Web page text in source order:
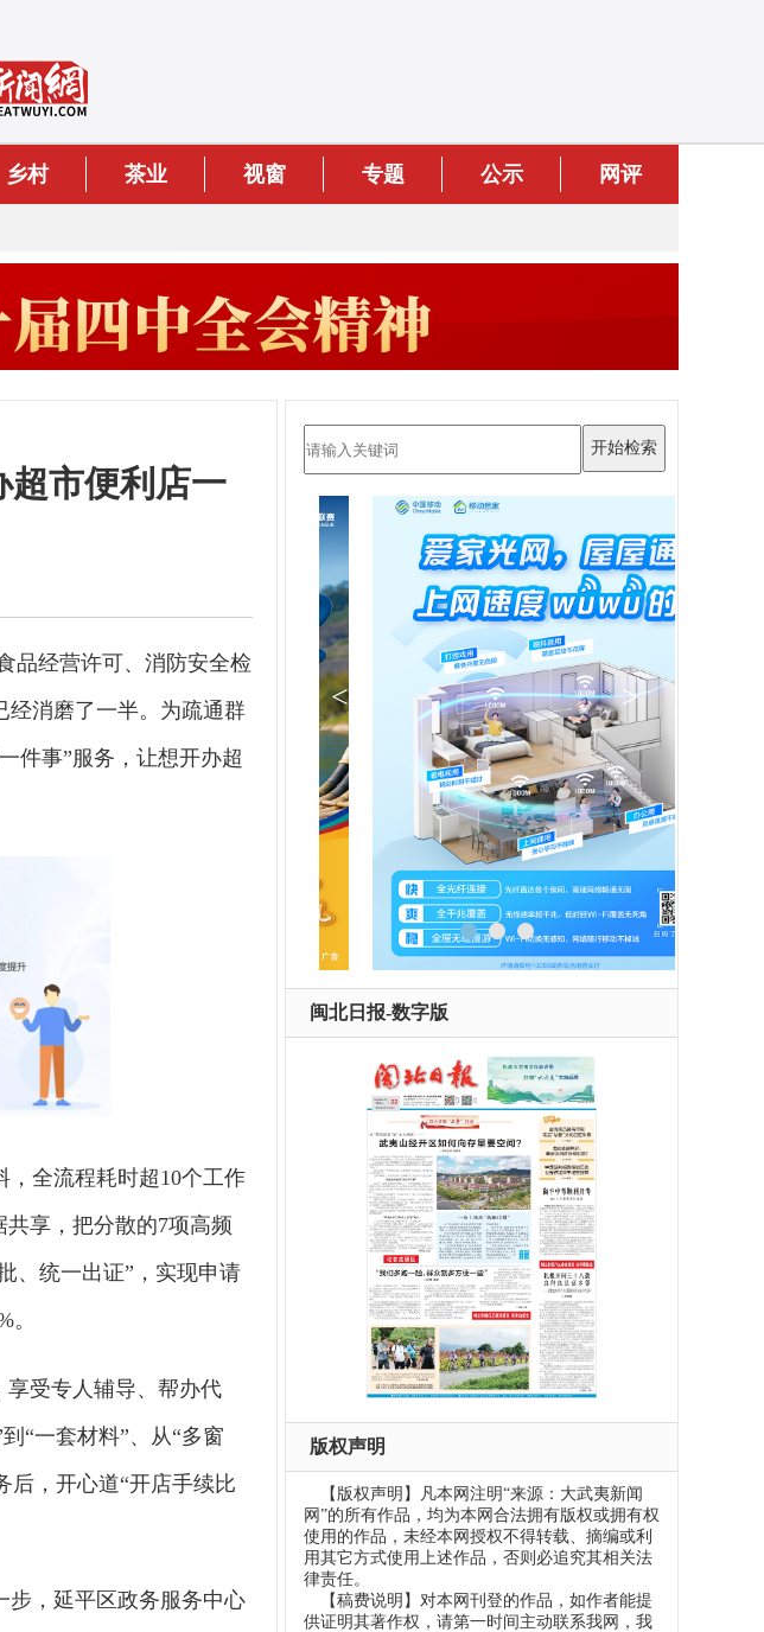
乡村 茶业 视窗 专题 公示 网评
超市便利店一
品经营许可、消防安全检
消磨了一半。为疏通群
件事”服务，让想开办超
，全流程耗时超10个工作
享，把分散的7项高频
、统一出证”，实现申请
享受专人辅导、帮办代
“一套材料”、从“多窗
后，开心道“开店手续比
步，延平区政务服务中心
闽北日报-数字版
版权声明
【版权声明】凡本网注明“来源：大武夷新闻
网”的所有作品，均为本网合法拥有版权或拥有权
使用的作品，未经本网授权不得转载、摘编或利
用其它方式使用上述作品，否则必追究其相关法
律责任。
【稿费说明】对本网刊登的作品，如作者能提
供证明其著作权，请第一时间主动联系我网，我